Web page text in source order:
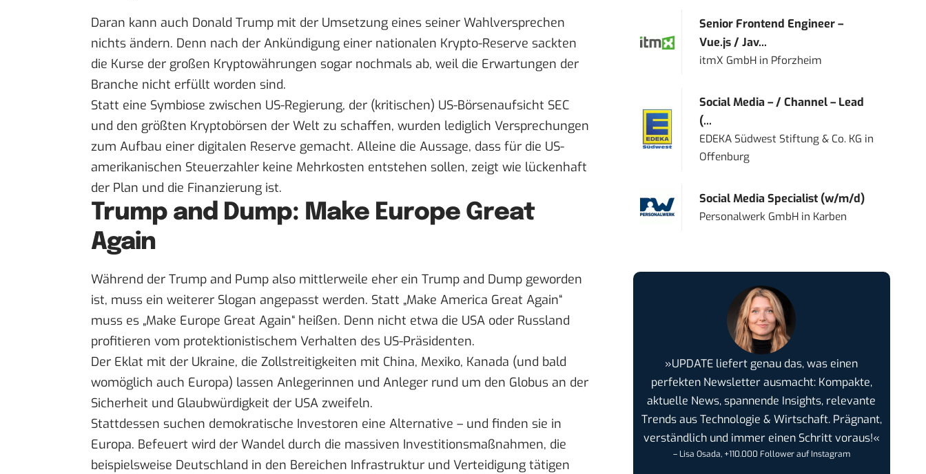
Daran kann auch Donald Trump mit der Umsetzung eines seiner Wahlversprechen
nichts ändern. Denn nach der Ankündigung einer nationalen Krypto-Reserve sackten
die Kurse der großen Kryptowährungen sogar nochmals ab, weil die Erwartungen der
Branche nicht erfüllt worden sind.
Statt eine Symbiose zwischen US-Regierung, der (kritischen) US-Börsenaufsicht SEC
und den größten Kryptobörsen der Welt zu schaffen, wurden lediglich Versprechungen
zum Aufbau einer digitalen Reserve gemacht. Alleine die Aussage, dass für die US-
amerikanischen Steuerzahler keine Mehrkosten entstehen sollen, zeigt wie lückenhaft
der Plan und die Finanzierung ist.
Trump and Dump: Make Europe Great
Again
Während der Trump and Pump also mittlerweile eher ein Trump and Dump geworden
ist, muss ein weiterer Slogan angepasst werden. Statt „Make America Great Again“
muss es „Make Europe Great Again“ heißen. Denn nicht etwa die USA oder Russland
profitieren vom protektionistischem Verhalten des US-Präsidenten.
Der Eklat mit der Ukraine, die Zollstreitigkeiten mit China, Mexiko, Kanada (und bald
womöglich auch Europa) lassen Anlegerinnen und Anleger rund um den Globus an der
Sicherheit und Glaubwürdigkeit der USA zweifeln.
Stattdessen suchen demokratische Investoren eine Alternative – und finden sie in
Europa. Befeuert wird der Wandel durch die massiven Investitionsmaßnahmen, die
beispielsweise Deutschland in den Bereichen Infrastruktur und Verteidigung tätigen
Senior Frontend Engineer –
Vue.js / Jav...
itmX GmbH in Pforzheim
Social Media – / Channel – Lead
(...
EDEKA Südwest Stiftung & Co. KG in
Offenburg
Social Media Specialist (w/m/d)
Personalwerk GmbH in Karben
»UPDATE liefert genau das, was einen
perfekten Newsletter ausmacht: Kompakte,
aktuelle News, spannende Insights, relevante
Trends aus Technologie & Wirtschaft. Prägnant,
verständlich und immer einen Schritt voraus!«
– Lisa Osada, +110.000 Follower auf Instagram